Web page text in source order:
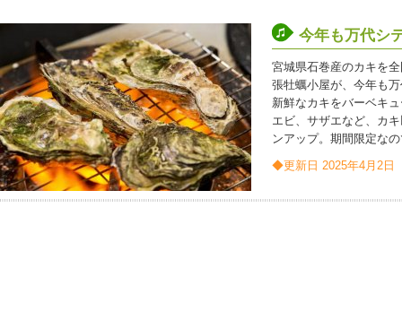
今年も万代シ
宮城県石巻産のカキを
張牡蠣小屋が、今年も
新鮮なカキをバーベキ
エビ、サザエなど、カ
ンアップ。期間限定な
◆更新日 2025年4月2日